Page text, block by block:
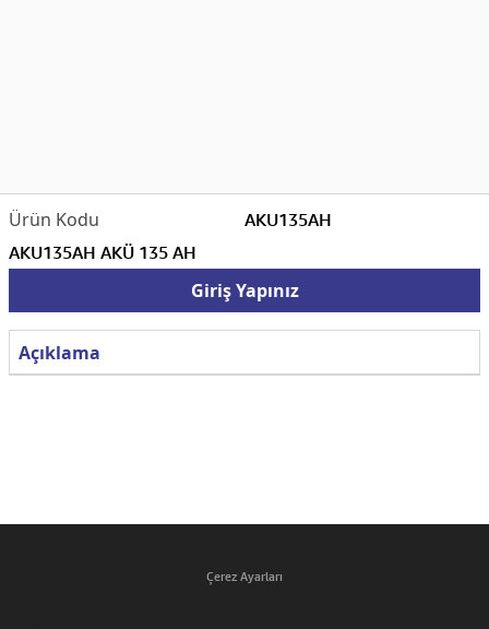
AKU135AH
AKU135AH AKÜ 135 AH
Giriş Yapınız
Açıklama
Çerez Ayarları